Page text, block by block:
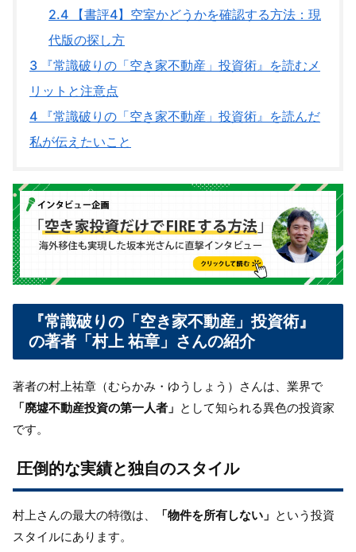
2.4 【書評4】空室かどうかを確認する方法：現
代版の探し方
3 『常識破りの「空き家不動産」投資術』を読むメ
リットと注意点
4 『常識破りの「空き家不動産」投資術』を読んだ
私が伝えたいこと
『常識破りの「空き家不動産」投資術』
の著者「村上 祐章」さんの紹介
著者の村上祐章（むらかみ・ゆうしょう）さんは、業界で
「廃墟不動産投資の第一人者」 として知られる異色の投資家
です。
圧倒的な実績と独自のスタイル
村上さんの最大の特徴は、 「物件を所有しない」 という投資
スタイルにあります。